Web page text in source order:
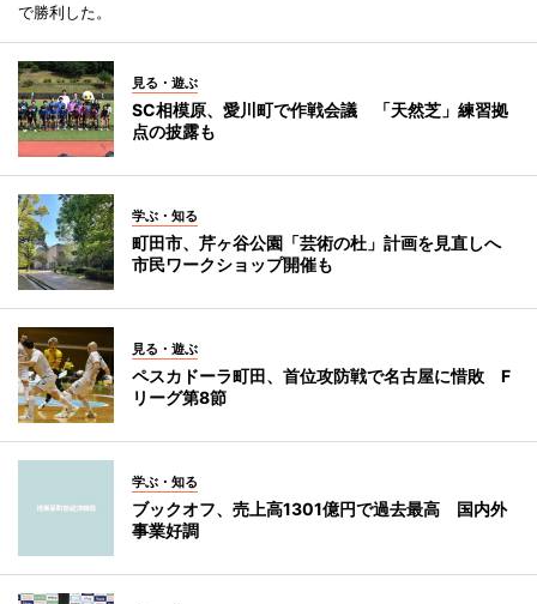
で勝利した。
見る・遊ぶ
SC相模原、愛川町で作戦会議 「天然芝」練習拠
点の披露も
学ぶ・知る
町田市、芹ヶ谷公園「芸術の杜」計画を見直しへ
市民ワークショップ開催も
見る・遊ぶ
ペスカドーラ町田、首位攻防戦で名古屋に惜敗 F
リーグ第8節
学ぶ・知る
ブックオフ、売上高1301億円で過去最高 国内外
事業好調